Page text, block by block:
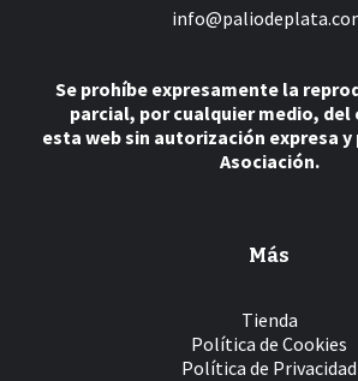
Se prohíbe expresamente la
parcial, por cualquier medio, del
esta web sin autorización expresa
Asociación.
Más
Tienda
Política de Cookies
Política de Privacidad